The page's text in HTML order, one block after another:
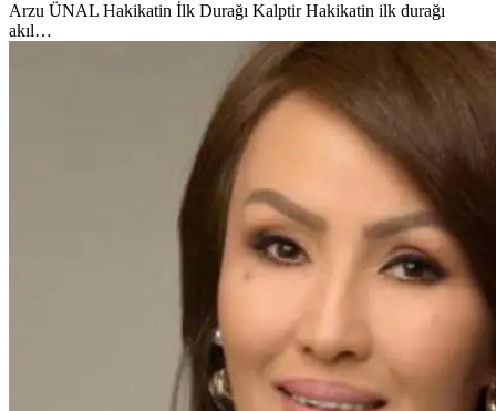
Arzu ÜNAL Hakikatin İlk Durağı Kalptir Hakikatin ilk durağı
akıl…